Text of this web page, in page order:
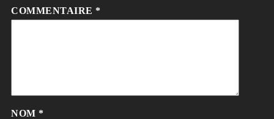
COMMENTAIRE *
NOM *